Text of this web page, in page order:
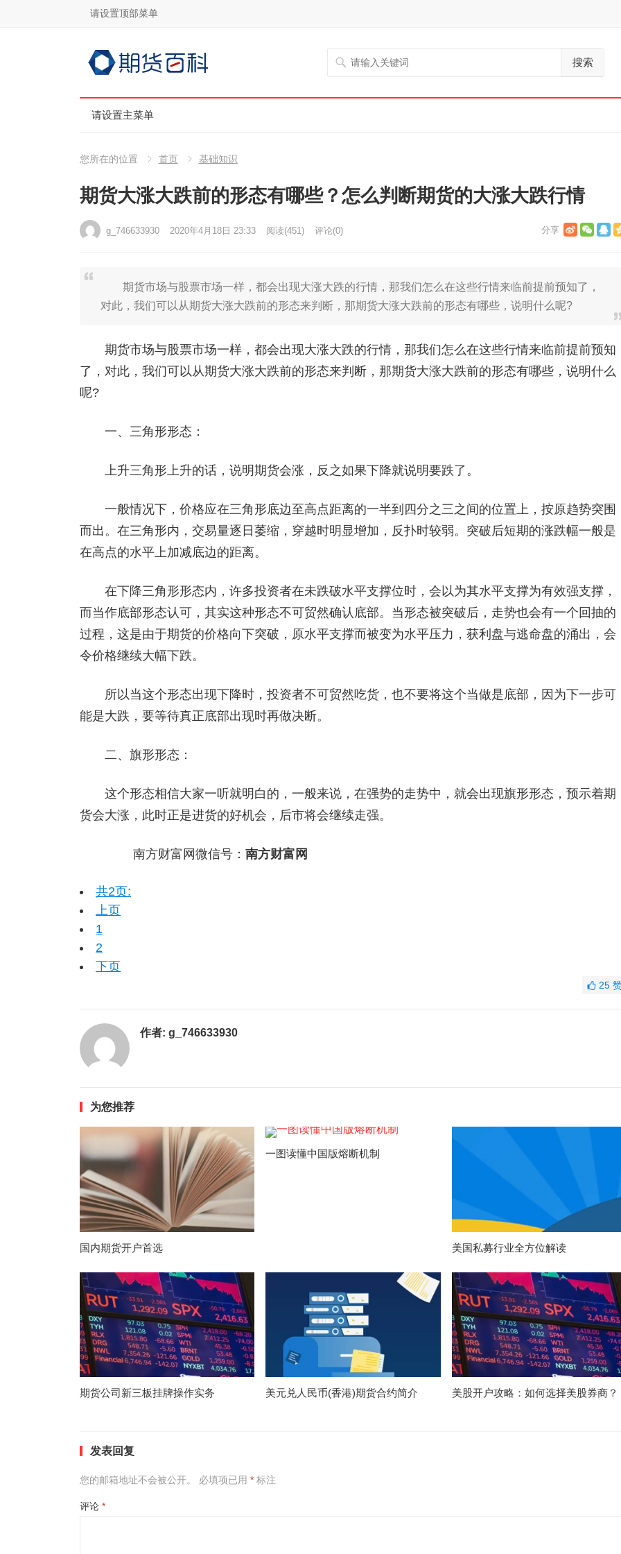
请设置顶部菜单
搜索
请设置主菜单
您所在的位置 首页 基础知识
期货大涨大跌前的形态有哪些？怎么判断期货的大涨大跌行情
g_746633930 2020年4月18日 23:33 阅读(451) 评论(0)
期货市场与股票市场一样，都会出现大涨大跌的行情，那我们怎么在这些行情来临前提前预知了，
对此，我们可以从期货大涨大跌前的形态来判断，那期货大涨大跌前的形态有哪些，说明什么呢?
期货市场与股票市场一样，都会出现大涨大跌的行情，那我们怎么在这些行情来临前提前预知
了，对此，我们可以从期货大涨大跌前的形态来判断，那期货大涨大跌前的形态有哪些，说明什么
呢?
一、三角形形态：
上升三角形上升的话，说明期货会涨，反之如果下降就说明要跌了。
一般情况下，价格应在三角形底边至高点距离的一半到四分之三之间的位置上，按原趋势突围
而出。在三角形内，交易量逐日萎缩，穿越时明显增加，反扑时较弱。突破后短期的涨跌幅一般是
在高点的水平上加减底边的距离。
在下降三角形形态内，许多投资者在未跌破水平支撑位时，会以为其水平支撑为有效强支撑，
而当作底部形态认可，其实这种形态不可贸然确认底部。当形态被突破后，走势也会有一个回抽的
过程，这是由于期货的价格向下突破，原水平支撑而被变为水平压力，获利盘与逃命盘的涌出，会
令价格继续大幅下跌。
所以当这个形态出现下降时，投资者不可贸然吃货，也不要将这个当做是底部，因为下一步可
能是大跌，要等待真正底部出现时再做决断。
二、旗形形态：
这个形态相信大家一听就明白的，一般来说，在强势的走势中，就会出现旗形形态，预示着期
货会大涨，此时正是进货的好机会，后市将会继续走强。
南方财富网微信号： 南方财富网
共2页:
上页
1
2
下页
25
作者: g_746633930
为您推荐
国内期货开户首选
一图读懂中国版熔断机制
美国私募行业全方位解读
期货公司新三板挂牌操作实务 美元兑人民币(香港)期货合约简介 美股开户攻略：如何选择美股券商？
发表回复
您的邮箱地址不会被公开。 必填项已用 *标注
评论 *